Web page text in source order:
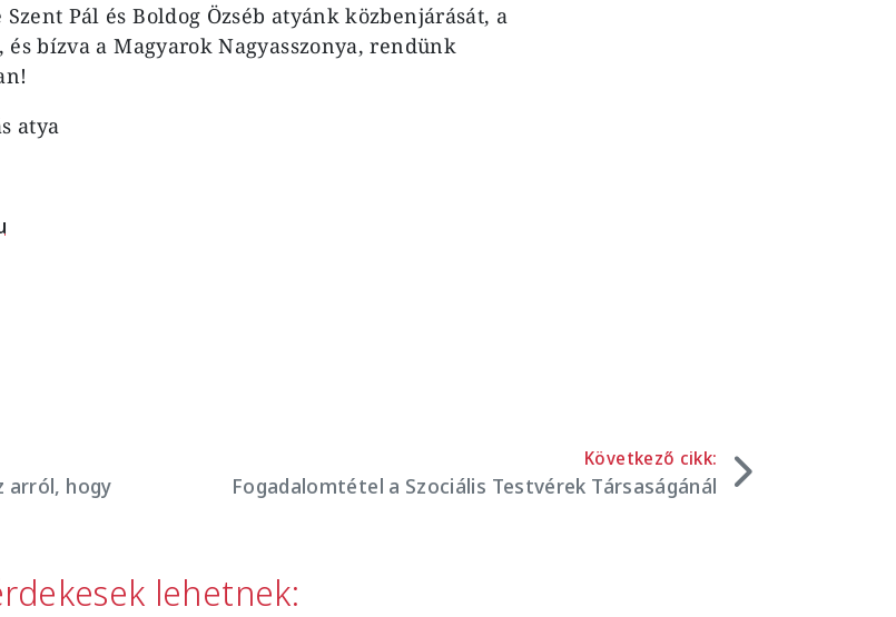
Pál és Boldog Özséb atyánk közbenjárását, a
és bízva a Magyarok Nagyasszonya, rendünk
atya
arról, hogy
Következő cikk:
Fogadalomtétel a Szociális Testvérek Társaságánál
lehetnek: